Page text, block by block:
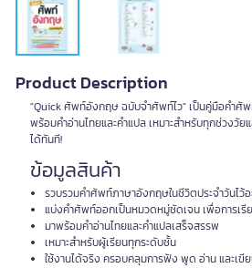
Product Description
"Quick ศัพท์อังกฤษ ฉบับจำศัพท์ไว" เป็นคู่มือคำศัพ
พร้อมคำอ่านไทยและคำแปล เหมาะสำหรับทุกช่วงวั
ได้ทันที!
ข้อมูลสินค้า
รวบรวมคำศัพท์ภาษาอังกฤษในชีวิตประจำวันไว้
แบ่งคำศัพท์ออกเป็นหมวดหมู่ชัดเจน เพื่อการเรี
มาพร้อมคำอ่านไทยและคำแปลเสร็จสรรพ
เหมาะสำหรับผู้เรียนทุกระดับชั้น
ใช้งานได้จริง ครอบคลุมการฟัง พูด อ่าน และเขี